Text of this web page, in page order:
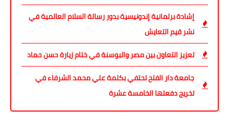
إشادة برلمانية إندونيسية بدور رسالة السلام العالمية في
نشر قيم التعايش
تعزيز التعاون بين مصر والبوسنة في ختام زيارة حسن حماد
جامعة دار الفتح تحتفي بكلمة علي محمد الشرفاء في
تخريج دفعتها الخامسة عشرة